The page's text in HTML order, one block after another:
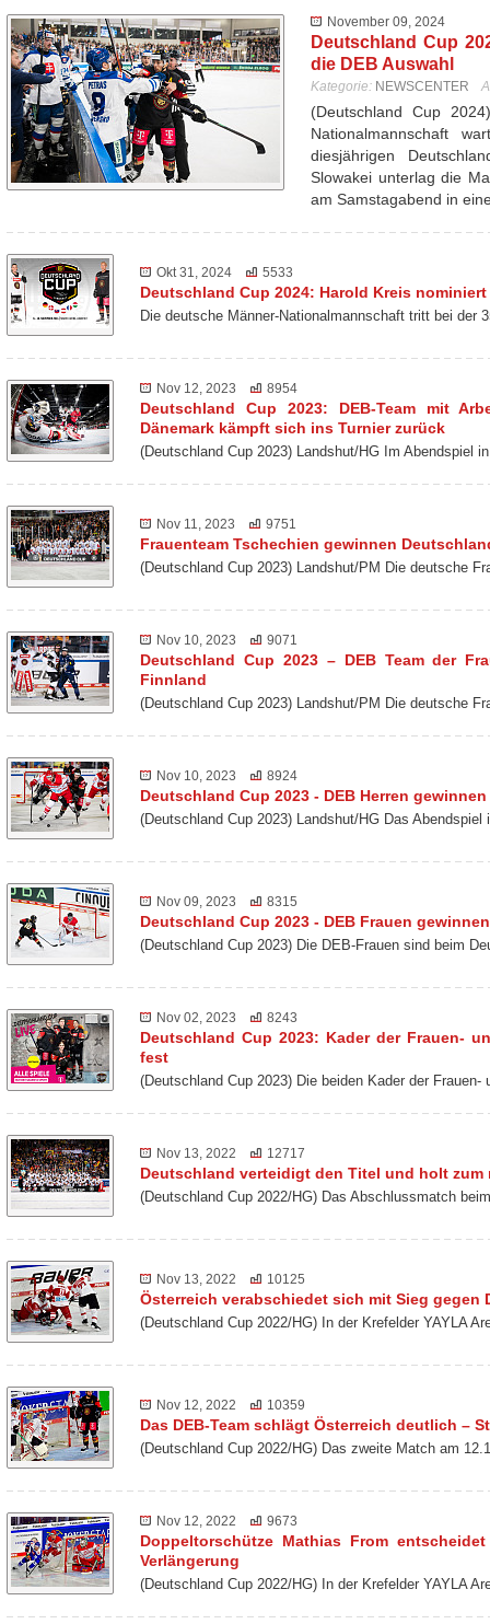
November 09, 2024
Deutschland Cup
die DEB Auswahl
Kategorie: NEWSCENTER
(Deutschland Cup
Nationalmannschaft
diesjährigen
Slowakei unterlag die
am Samstagabend in
Okt 31, 2024 5533
Deutschland Cup 2024: Harold Kreis
Die deutsche Männer-Nationalmannschaft tritt bei der
Nov 12, 2023 8954
Deutschland Cup 2023: DEB-Team mit
Dänemark kämpft sich ins Turnier zurück
(Deutschland Cup 2023) Landshut/HG Im Abendspiel
Nov 11, 2023 9751
Frauenteam Tschechien gewinnen
(Deutschland Cup 2023) Landshut/PM Die deutsche
Nov 10, 2023 9071
Deutschland Cup 2023 – DEB Team der
Finnland
(Deutschland Cup 2023) Landshut/PM Die deutsche
Nov 10, 2023 8924
Deutschland Cup 2023 - DEB Herren
(Deutschland Cup 2023) Landshut/HG Das
Nov 09, 2023 8315
Deutschland Cup 2023 - DEB Frauen
(Deutschland Cup 2023) Die DEB-Frauen sind beim
Nov 02, 2023 8243
Deutschland Cup 2023: Kader der Frauen-
fest
(Deutschland Cup 2023) Die beiden Kader der
Nov 13, 2022 12717
Deutschland verteidigt den Titel und holt
(Deutschland Cup 2022/HG) Das Abschlussmatch
Nov 13, 2022 10125
Österreich verabschiedet sich mit Sieg gegen
(Deutschland Cup 2022/HG) In der Krefelder YAYLA
Nov 12, 2022 10359
Das DEB-Team schlägt Österreich deutlich –
(Deutschland Cup 2022/HG) Das zweite Match am
Nov 12, 2022 9673
Doppeltorschütze Mathias From
Verlängerung
(Deutschland Cup 2022/HG) In der Krefelder YAYLA